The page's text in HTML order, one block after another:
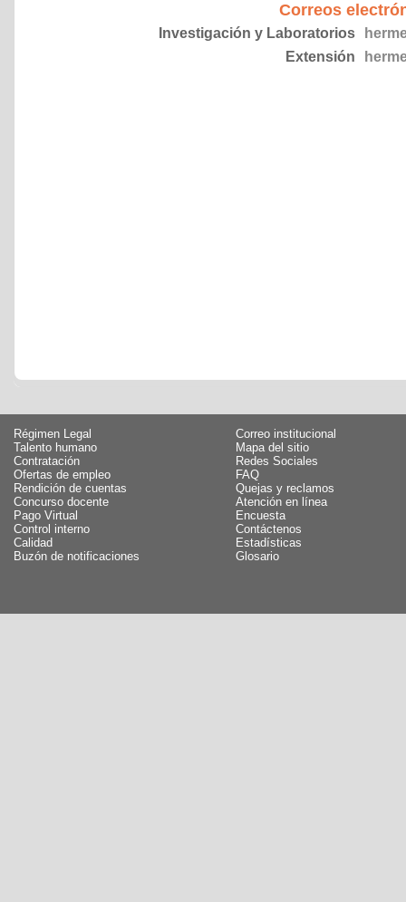
Correos
Investigación y Laboratorios
Extensión
Régimen Legal
Talento humano
Contratación
Ofertas de empleo
Rendición de cuentas
Concurso docente
Pago Virtual
Control interno
Calidad
Buzón de notificaciones
Correo institucional
Mapa del sitio
Redes Sociales
FAQ
Quejas y reclamos
Atención en línea
Encuesta
Contáctenos
Estadísticas
Glosario